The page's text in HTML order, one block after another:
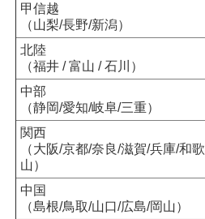
甲信越
（山梨/長野/新潟）
北陸
（福井 / 富山 / 石川）
中部
（静岡/愛知/岐阜/三重）
関西
（大阪/京都/奈良/滋賀/兵庫/和歌
山）
中国
（島根/鳥取/山口/広島/岡山）